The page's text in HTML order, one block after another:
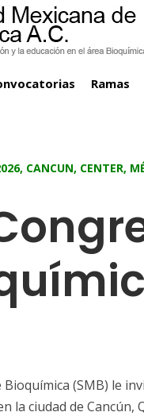
Ramas
CANCUN, CENTER,
Bioquímica (SMB) le
la ciudad de Cancún,